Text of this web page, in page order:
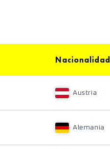
Nacionalidad
Austria
Alemania